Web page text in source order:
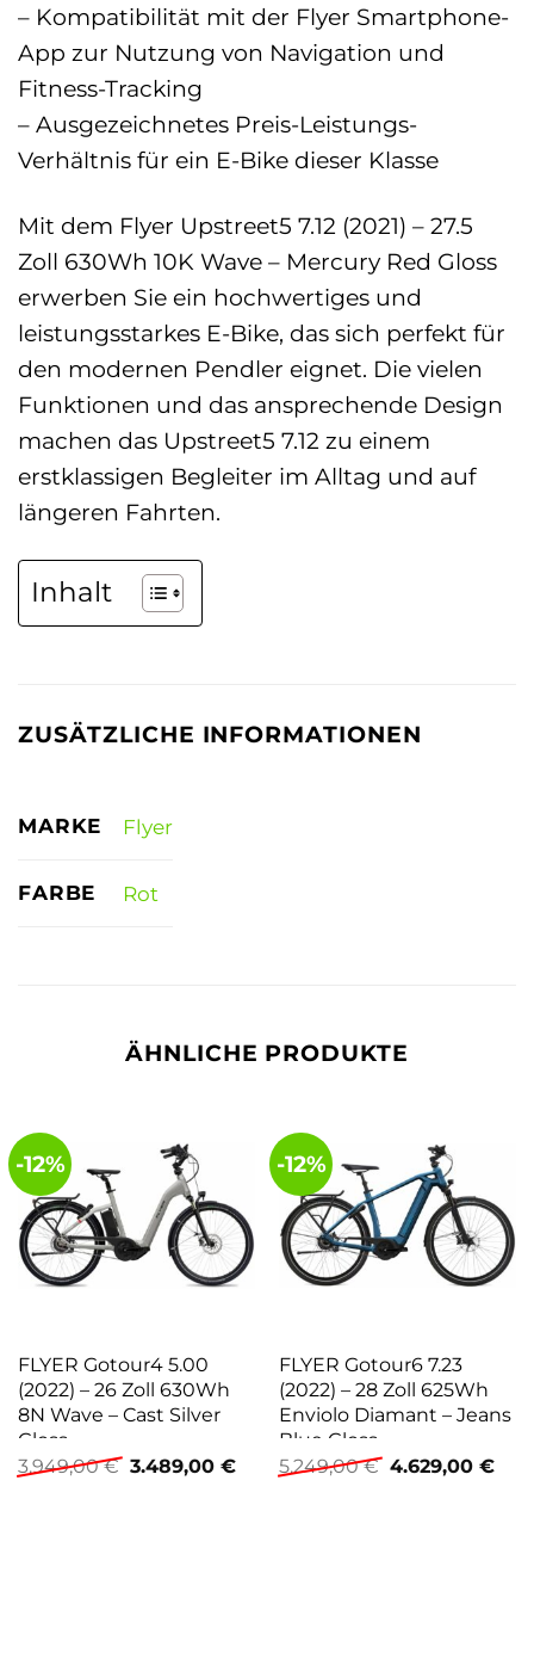
– Kompatibilität mit der Flyer Smartphone-
App zur Nutzung von Navigation und
Fitness-Tracking
– Ausgezeichnetes Preis-Leistungs-
Verhältnis für ein E-Bike dieser Klasse
Mit dem Flyer Upstreet5 7.12 (2021) – 27.5
Zoll 630Wh 10K Wave – Mercury Red Gloss
erwerben Sie ein hochwertiges und
leistungsstarkes E-Bike, das sich perfekt für
den modernen Pendler eignet. Die vielen
Funktionen und das ansprechende Design
machen das Upstreet5 7.12 zu einem
erstklassigen Begleiter im Alltag und auf
längeren Fahrten.
Inhalt
ZUSÄTZLICHE INFORMATIONEN
MARKE Flyer
FARBE Rot
ÄHNLICHE PRODUKTE
-12%
FLYER Gotour4 5.00
(2022) – 26 Zoll 630Wh
8N Wave – Cast Silver
Gloss
3.949,00€ Ursprünglicher
3.489,00 €Aktueller
Preis
-12%
FLYER Gotour6 7.23
(2022) – 28 Zoll 625Wh
Enviolo Diamant – Jeans
Blue Gloss
5.249,00€ Ursprünglicher
4.629,00 €